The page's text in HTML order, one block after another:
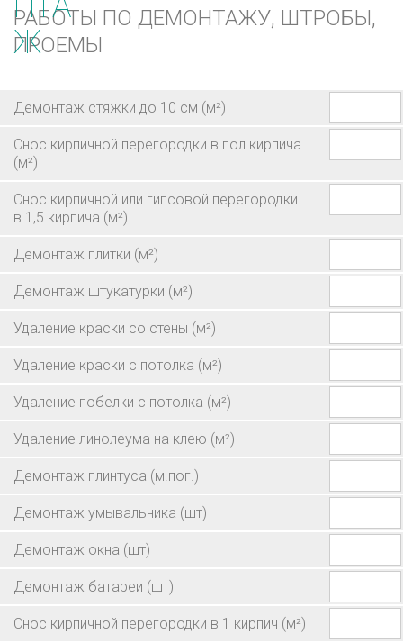
РАБОТЫ ПО ДЕМОНТАЖУ, ШТРОБЫ,
ПРОЕМЫ
Демонтаж стяжки до 10 см (м²)
Снос кирпичной перегородки в пол кирпича
(м²)
Снос кирпичной или гипсовой перегородки
в 1,5 кирпича (м²)
Демонтаж плитки (м²)
Демонтаж штукатурки (м²)
Удаление краски со стены (м²)
Удаление краски с потолка (м²)
Удаление побелки с потолка (м²)
Удаление линолеума на клею (м²)
Демонтаж плинтуса (м.пог.)
Демонтаж умывальника (шт)
Демонтаж окна (шт)
Демонтаж батареи (шт)
Снос кирпичной перегородки в 1 кирпич (м²)